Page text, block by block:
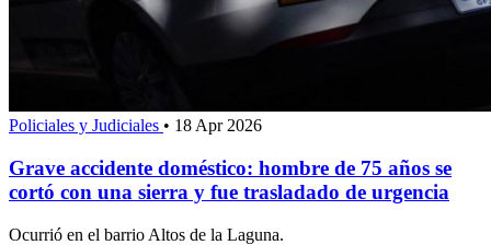
Policiales y Judiciales • 18 Apr 2026
Grave accidente doméstico: hombre de 75 años se
cortó con una sierra y fue trasladado de urgencia
Ocurrió en el barrio Altos de la Laguna.